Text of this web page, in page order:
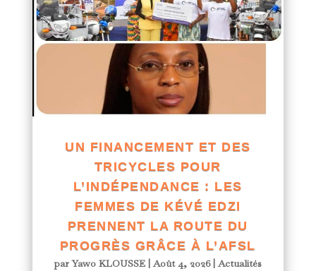
UN FINANCEMENT ET DES
TRICYCLES POUR
L’INDÉPENDANCE : LES
FEMMES DE KÉVÉ EDZI
PRENNENT LA ROUTE DU
PROGRÈS GRÂCE À L’AFSL
parYawo KLOUSSE |Août 4, 2026|Actualités